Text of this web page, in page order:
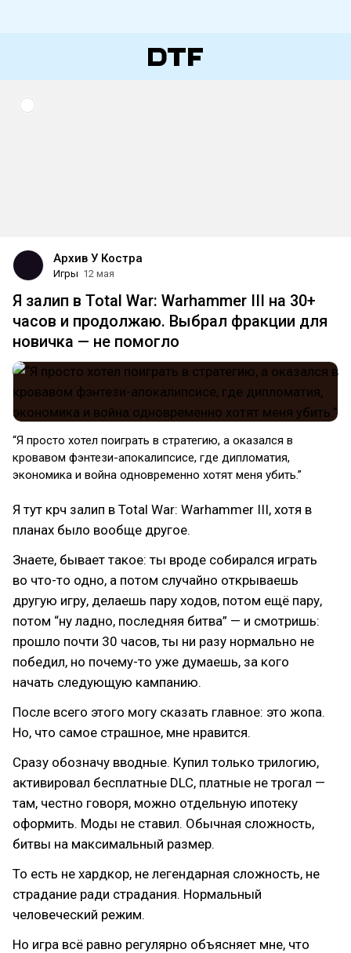
Архив У Костра
Игры 12 мая
Я залип в Total War: Warhammer III на 30+
часов и продолжаю. Выбрал фракции для
новичка — не помогло
“Я просто хотел поиграть в стратегию, а оказался в
кровавом фэнтези-апокалипсисе, где дипломатия,
экономика и война одновременно хотят меня убить.”
Я тут крч залип в Total War: Warhammer III, хотя в
планах было вообще другое.
Знаете, бывает такое: ты вроде собирался играть
во что-то одно, а потом случайно открываешь
другую игру, делаешь пару ходов, потом ещё пару,
потом “ну ладно, последняя битва” — и смотришь:
прошло почти 30 часов, ты ни разу нормально не
победил, но почему-то уже думаешь, за кого
начать следующую кампанию.
После всего этого могу сказать главное: это жопа.
Но, что самое страшное, мне нравится.
Сразу обозначу вводные. Купил только трилогию,
активировал бесплатные DLC, платные не трогал —
там, честно говоря, можно отдельную ипотеку
оформить. Моды не ставил. Обычная сложность,
битвы на максимальный размер.
То есть не хардкор, не легендарная сложность, не
страдание ради страдания. Нормальный
человеческий режим.
Но игра всё равно регулярно объясняет мне, что